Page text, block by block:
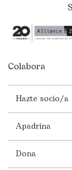
Colabora
Hazte socio/a
Apadrina
Dona